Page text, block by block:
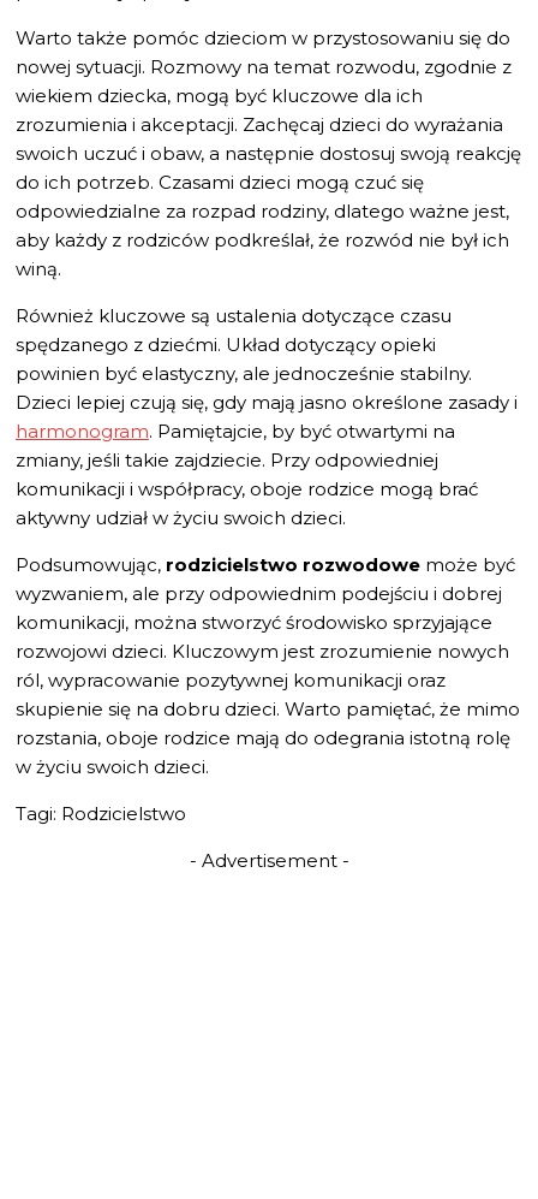
Warto także pomóc dzieciom w przystosowaniu się do
nowej sytuacji. Rozmowy na temat rozwodu, zgodnie z
wiekiem dziecka, mogą być kluczowe dla ich
zrozumienia i akceptacji. Zachęcaj dzieci do wyrażania
swoich uczuć i obaw, a następnie dostosuj swoją reakcję
do ich potrzeb. Czasami dzieci mogą czuć się
odpowiedzialne za rozpad rodziny, dlatego ważne jest,
aby każdy z rodziców podkreślał, że rozwód nie był ich
winą.
Również kluczowe są ustalenia dotyczące czasu
spędzanego z dziećmi. Układ dotyczący opieki
powinien być elastyczny, ale jednocześnie stabilny.
Dzieci lepiej czują się, gdy mają jasno określone zasady i
harmonogram. Pamiętajcie, by być otwartymi na
zmiany, jeśli takie zajdziecie. Przy odpowiedniej
komunikacji i współpracy, oboje rodzice mogą brać
aktywny udział w życiu swoich dzieci.
Podsumowując, rodzicielstwo rozwodowe może być
wyzwaniem, ale przy odpowiednim podejściu i dobrej
komunikacji, można stworzyć środowisko sprzyjające
rozwojowi dzieci. Kluczowym jest zrozumienie nowych
ról, wypracowanie pozytywnej komunikacji oraz
skupienie się na dobru dzieci. Warto pamiętać, że mimo
rozstania, oboje rodzice mają do odegrania istotną rolę
w życiu swoich dzieci.
Tagi: Rodzicielstwo
- Advertisement -